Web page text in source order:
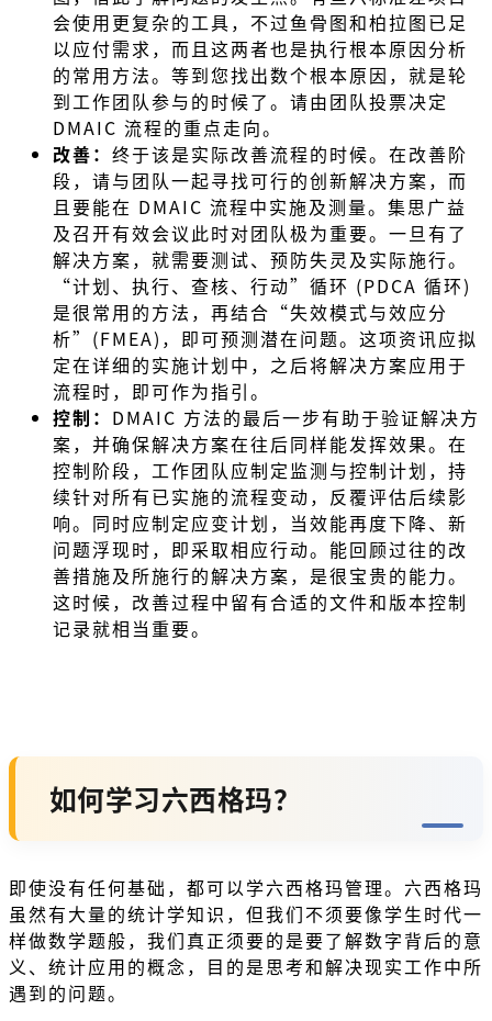
会使用更复杂的工具，不过鱼骨图和柏拉图已足
以应付需求，而且这两者也是执行根本原因分析
的常用方法。等到您找出数个根本原因，就是轮
到工作团队参与的时候了。请由团队投票决定
DMAIC 流程的重点走向。
改善： 终于该是实际改善流程的时候。在改善阶
段，请与团队一起寻找可行的创新解决方案，而
且要能在 DMAIC 流程中实施及测量。集思广益
及召开有效会议此时对团队极为重要。一旦有了
解决方案，就需要测试、预防失灵及实际施行。
“计划、执行、查核、行动”循环 (PDCA 循环)
是很常用的方法，再结合“失效模式与效应分
析”(FMEA)，即可预测潜在问题。这项资讯应拟
定在详细的实施计划中，之后将解决方案应用于
流程时，即可作为指引。
控制： DMAIC 方法的最后一步有助于验证解决方
案，并确保解决方案在往后同样能发挥效果。在
控制阶段，工作团队应制定监测与控制计划，持
续针对所有已实施的流程变动，反覆评估后续影
响。同时应制定应变计划，当效能再度下降、新
问题浮现时，即采取相应行动。能回顾过往的改
善措施及所施行的解决方案，是很宝贵的能力。
这时候，改善过程中留有合适的文件和版本控制
记录就相当重要。
如何学习六西格玛？
即使没有任何基础，都可以学六西格玛管理。六西格玛
虽然有大量的统计学知识，但我们不须要像学生时代一
样做数学题般，我们真正须要的是要了解数字背后的意
义、统计应用的概念，目的是思考和解决现实工作中所
遇到的问题。